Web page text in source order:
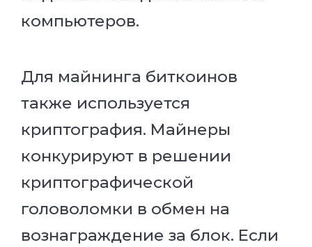
компьютеров.
Для майнинга биткоинов
также используется
криптография. Майнеры
конкурируют в решении
криптографической
головоломки в обмен на
вознаграждение за блок. Если